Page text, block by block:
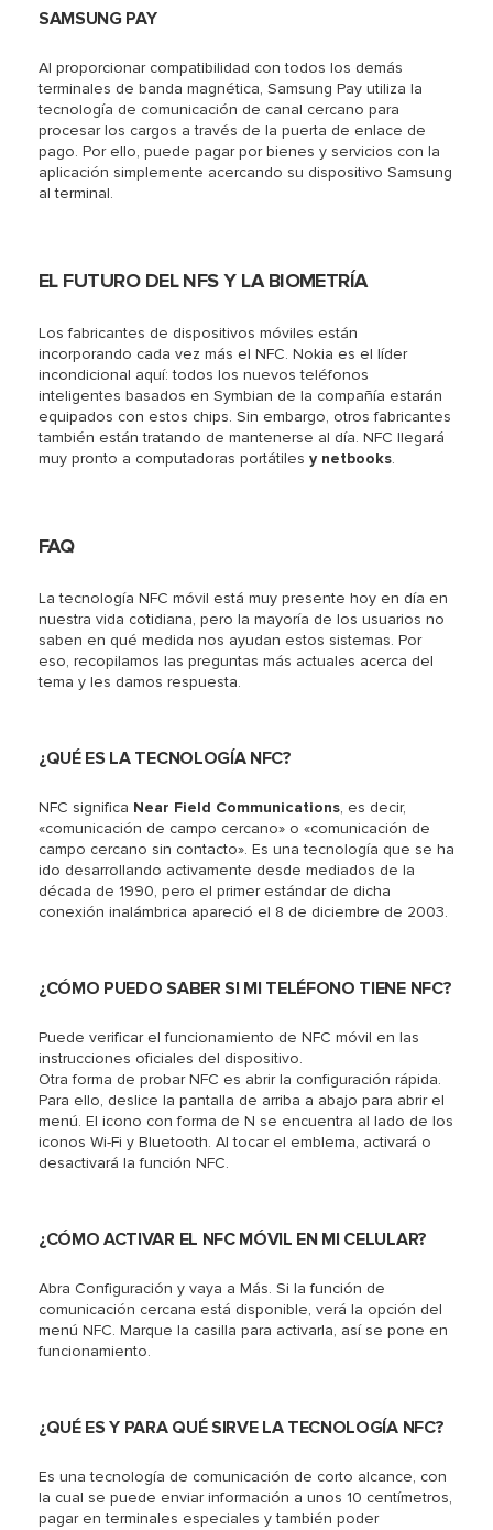
SAMSUNG PAY
Al proporcionar compatibilidad con todos los demás
terminales de banda magnética, Samsung Pay utiliza la
tecnología de comunicación de canal cercano para
procesar los cargos a través de la puerta de enlace de
pago. Por ello, puede pagar por bienes y servicios con la
aplicación simplemente acercando su dispositivo Samsung
al terminal.
EL FUTURO DEL NFS Y LA BIOMETRÍA
Los fabricantes de dispositivos móviles están
incorporando cada vez más el NFC. Nokia es el líder
incondicional aquí: todos los nuevos teléfonos
inteligentes basados en Symbian de la compañía estarán
equipados con estos chips. Sin embargo, otros fabricantes
también están tratando de mantenerse al día. NFC llegará
muy pronto a computadoras portátiles y netbooks.
FAQ
La tecnología NFC móvil está muy presente hoy en día en
nuestra vida cotidiana, pero la mayoría de los usuarios no
saben en qué medida nos ayudan estos sistemas. Por
eso, recopilamos las preguntas más actuales acerca del
tema y les damos respuesta.
¿QUÉ ES LA TECNOLOGÍA NFC?
NFC significa Near Field Communications, es decir,
«comunicación de campo cercano» o «comunicación de
campo cercano sin contacto». Es una tecnología que se ha
ido desarrollando activamente desde mediados de la
década de 1990, pero el primer estándar de dicha
conexión inalámbrica apareció el 8 de diciembre de 2003.
¿CÓMO PUEDO SABER SI MI TELÉFONO TIENE NFC?
Puede verificar el funcionamiento de NFC móvil en las
instrucciones oficiales del dispositivo.
Otra forma de probar NFC es abrir la configuración rápida.
Para ello, deslice la pantalla de arriba a abajo para abrir el
menú. El icono con forma de N se encuentra al lado de los
iconos Wi-Fi y Bluetooth. Al tocar el emblema, activará o
desactivará la función NFC.
¿CÓMO ACTIVAR EL NFC MÓVIL EN MI CELULAR?
Abra Configuración y vaya a Más. Si la función de
comunicación cercana está disponible, verá la opción del
menú NFC. Marque la casilla para activarla, así se pone en
funcionamiento.
¿QUÉ ES Y PARA QUÉ SIRVE LA TECNOLOGÍA NFC?
Es una tecnología de comunicación de corto alcance, con
la cual se puede enviar información a unos 10 centímetros,
pagar en terminales especiales y también poder